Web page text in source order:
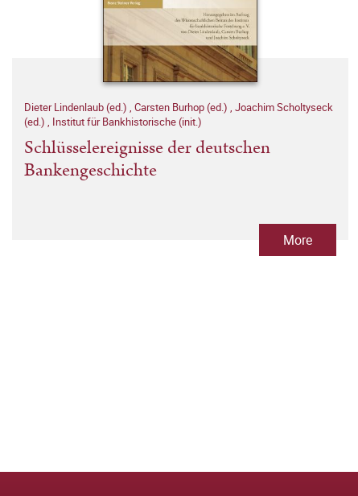
Dieter Lindenlaub (ed.) , Carsten Burhop (ed.) , Joachim Scholtyseck
(ed.) , Institut für Bankhistorische (init.)
Schlüsselereignisse der deutschen
Bankengeschichte
More